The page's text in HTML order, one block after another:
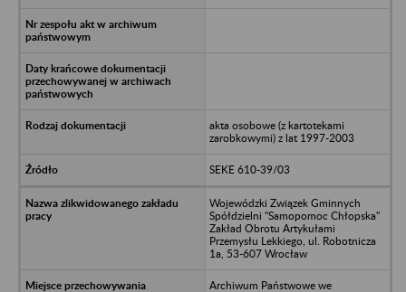
akta osobowe (z kartotekami
zarobkowymi) z lat 1997-2003
SEKE 610-39/03
Wojewódzki Związek Gminnych
Spółdzielni "Samopomoc Chłopska"
Zakład Obrotu Artykułami
Przemysłu Lekkiego, ul. Robotnicza
1a, 53-607 Wrocław
Archiwum Państwowe we